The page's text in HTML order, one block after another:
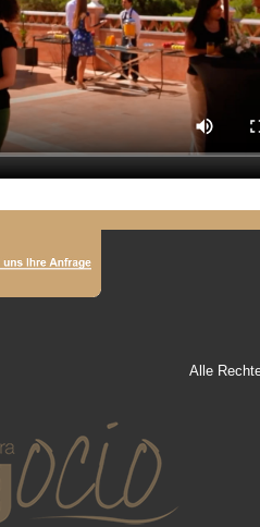
Alle